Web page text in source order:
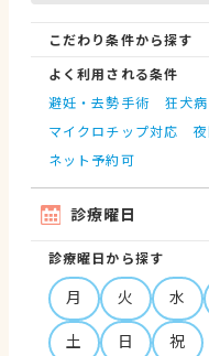
こだわり条件から探す
よく利用される条件
避妊・去勢手術
狂犬
マイクロチップ対応
ネット予約可
診療曜日
診療曜日から探す
月 火 水
土
日 祝